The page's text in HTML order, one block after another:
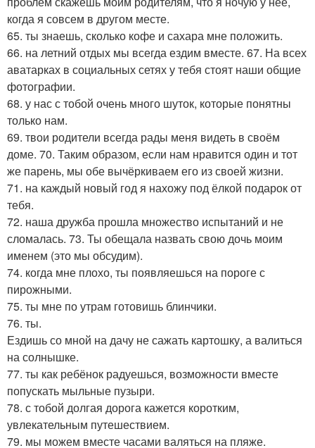
когда я совсем в другом месте.
65. ты знаешь, сколько кофе и сахара мне положить.
66. на летний отдых мы всегда ездим вместе. 67. На всех
аватарках в социальных сетях у тебя стоят наши общие
фотографии.
68. у нас с тобой очень много шуток, которые понятны
только нам.
69. твои родители всегда рады меня видеть в своём
доме. 70. Таким образом, если нам нравится один и тот
же парень, мы обе вычёркиваем его из своей жизни.
71. на каждый новый год я нахожу под ёлкой подарок от
тебя.
72. наша дружба прошла множество испытаний и не
сломалась. 73. Ты обещала назвать свою дочь моим
именем (это мы обсудим).
74. когда мне плохо, ты появляешься на пороге с
пирожными.
75. ты мне по утрам готовишь блинчики.
76. ты.
Ездишь со мной на дачу не сажать картошку, а валиться
на солнышке.
77. ты как ребёнок радуешься, возможности вместе
попускать мыльные пузыри.
78. с тобой долгая дорога кажется коротким,
увлекательным путешествием.
79. мы можем вместе часами валяться на пляже.